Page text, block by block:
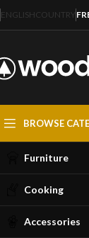
ENGLISHCOUNTRY
BROWSE
Furniture
Cooking
Accessories
🎁